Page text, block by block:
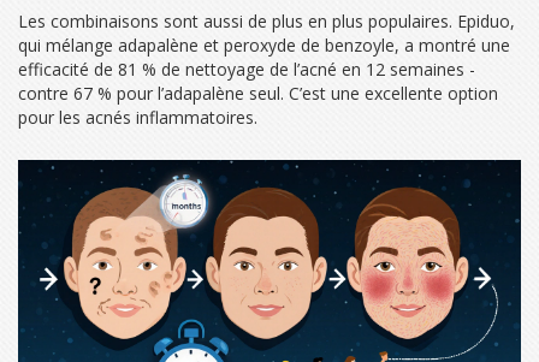
Les combinaisons sont aussi de plus en plus populaires. Epiduo,
qui mélange adapalène et peroxyde de benzoyle, a montré une
efficacité de 81 % de nettoyage de l’acné en 12 semaines -
contre 67 % pour l’adapalène seul. C’est une excellente option
pour les acnés inflammatoires.